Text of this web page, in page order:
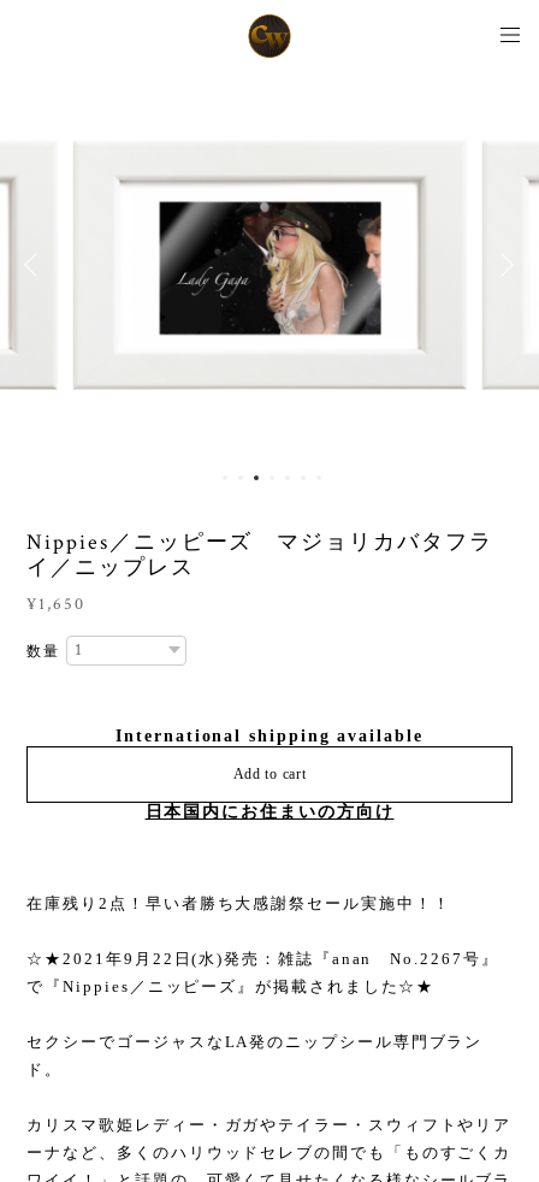
Nippies／ニッピーズ マジョリカバタフラ
イ／ニップレス
¥1,650
数量
International shipping available
Add to cart
日本国内にお住まいの方向け
在庫残り2点！早い者勝ち大感謝祭セール実施中！！
☆★2021年9月22日(水)発売：雑誌『anan No.2267号』
で『Nippies／ニッピーズ』が掲載されました☆★
セクシーでゴージャスなLA発のニップシール専門ブラン
ド。
カリスマ歌姫レディー・ガガやテイラー・スウィフトやリア
ーナなど、多くのハリウッドセレブの間でも「ものすごくカ